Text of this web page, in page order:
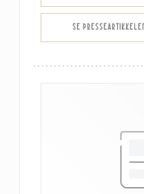
SE PRESSEARTIKKELEN